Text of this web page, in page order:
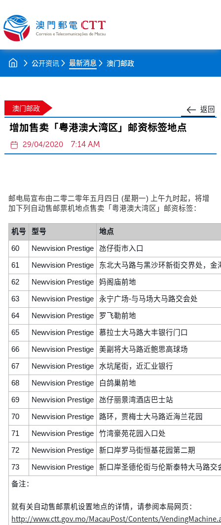
公开资讯 最新消息 澳门邮政
返回
澳门邮政
增加售卖「粤港澳大湾区」邮资标签地点
29/04/2020 7:14 AM
邮电局宣布由二零二零年五月四日 (星期一) 上午九时起，将增
加下列自动售邮票机地点售卖「粤港澳大湾区」邮资标签：
机号 型号 地点
60 Newvision Prestige 氹仔街市入口
61 Newvision Prestige 东北大马路与黑沙环新街交界处，金
62 Newvision Prestige 妈阁庙前地
63 Newvision Prestige 永宁广场-与马场大马路交会处
64 Newvision Prestige 罗飞勒前地
65 Newvision Prestige 慕拉士大马路大丰银行门口
66 Newvision Prestige 美副将大马路近鲍思高球场
67 Newvision Prestige 水坑尾街，近汇业银行
68 Newvision Prestige 白鸽巢前地
69 Newvision Prestige 氹仔丽景湾酒店巴士站
70 Newvision Prestige 路环，贾梅士大马路近海兰花园
71 Newvision Prestige 竹湾豪苑花园入口处
72 Newvision Prestige 新口岸罗马街恒基花园第二期
73 Newvision Prestige 新口岸圣德伦街与伦斯泰特大马路交
备注：
就有关自动售邮票机设置地点的详情，请参阅本局网页：
http://www.ctt.gov.mo/MacauPost/Contents/